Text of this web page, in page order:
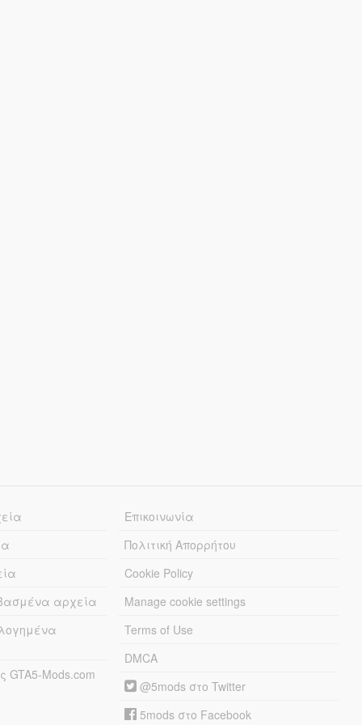
αρχεία
GTA5-Mods.com
Επικοινωνία
Πολιτική Απορρήτου
Cookie Policy
Manage cookie settings
Terms of Use
DMCA
@5mods στο Twitter
5mods στο Facebook